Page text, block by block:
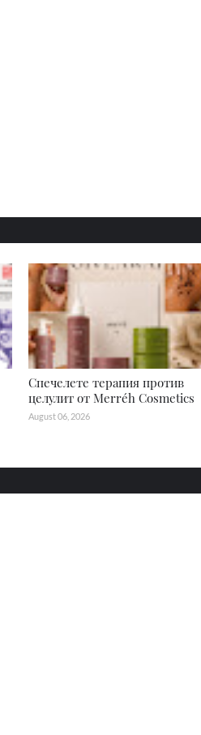
Спечелете терапия против
целулит от Merréh Cosmetics
August 06, 2026